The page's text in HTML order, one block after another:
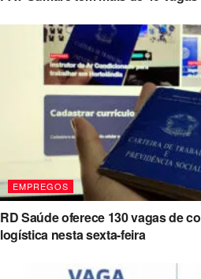
EMPREGOS
RD Saúde oferece 130 vagas de
logística nesta sexta-feira